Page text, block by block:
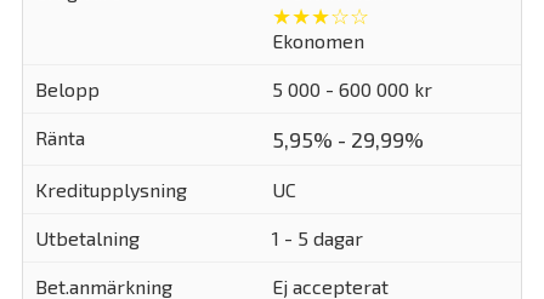
★★★☆☆
Ekonomen
5 000 - 600 000 kr
5,95% - 29,99%
UC
1 - 5 dagar
Ej accepterat